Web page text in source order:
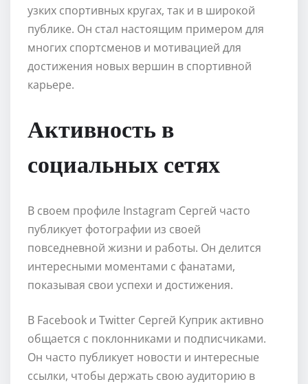
узких спортивных кругах, так и в широкой
публике. Он стал настоящим примером для
многих спортсменов и мотивацией для
достижения новых вершин в спортивной
карьере.
Активность в
социальных сетях
В своем профиле Instagram Сергей часто
публикует фотографии из своей
повседневной жизни и работы. Он делится
интересными моментами с фанатами,
показывая свои успехи и достижения.
В Facebook и Twitter Сергей Куприк активно
общается с поклонниками и подписчиками.
Он часто публикует новости и интересные
ссылки, чтобы держать свою аудиторию в